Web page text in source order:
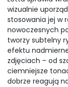
wizualnie
stosowania jej w
nowoczesnych
tworzy subtelny
efektu
zdjęciach – od
ciemniejsze
dobrze reagują